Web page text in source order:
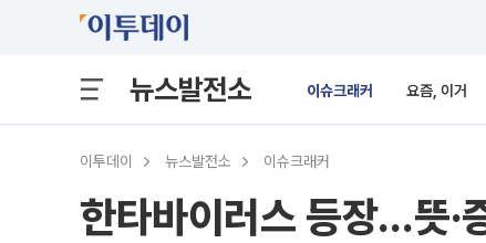
뉴스발전소 이슈크래커 요즘, 이거
이투데이 뉴스발전소 이슈크래커
한타바이러스 등장…뜻·